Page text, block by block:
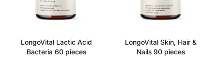
LongoVital Lactic Acid
Bacteria 60 pieces
LongoVital Skin, Hair &
Nails 90 pieces